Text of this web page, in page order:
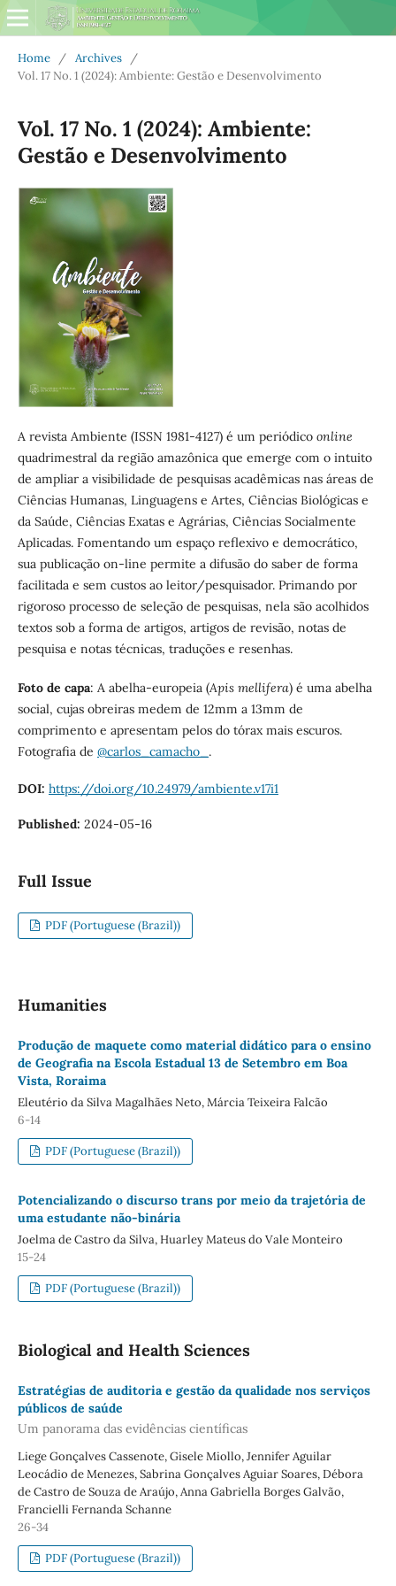
Home / Archives
/
Vol. 17 No. 1 (2024): Ambiente: Gestão e Desenvolvimento
Vol. 17 No. 1 (2024): Ambiente:
Gestão e Desenvolvimento
A revista Ambiente (ISSN 1981-4127) é um periódico online
quadrimestral da região amazônica que emerge com o intuito
de ampliar a visibilidade de pesquisas acadêmicas nas áreas de
Ciências Humanas, Linguagens e Artes, Ciências Biológicas e
da Saúde, Ciências Exatas e Agrárias, Ciências Socialmente
Aplicadas. Fomentando um espaço reflexivo e democrático,
sua publicação on-line permite a difusão do saber de forma
facilitada e sem custos ao leitor/pesquisador. Primando por
rigoroso processo de seleção de pesquisas, nela são acolhidos
textos sob a forma de artigos, artigos de revisão, notas de
pesquisa e notas técnicas, traduções e resenhas.
Foto de capa: A abelha-europeia (Apis mellifera) é uma abelha
social, cujas obreiras medem de 12mm a 13mm de
comprimento e apresentam pelos do tórax mais escuros.
Fotografia de @carlos_camacho_ .
DOI: https://doi.org/10.24979/ambiente.v17i1
Published: 2024-05-16
Full Issue
PDF (Portuguese (Brazil))
Humanities
Produção de maquete como material didático para o ensino
de Geografia na Escola Estadual 13 de Setembro em Boa
Vista, Roraima
Eleutério da Silva Magalhães Neto, Márcia Teixeira Falcão
6-14
PDF (Portuguese (Brazil))
Potencializando o discurso trans por meio da trajetória de
uma estudante não-binária
Joelma de Castro da Silva, Huarley Mateus do Vale Monteiro
15-24
PDF (Portuguese (Brazil))
Biological and Health Sciences
Estratégias de auditoria e gestão da qualidade nos serviços
públicos de saúde
Um panorama das evidências científicas
Liege Gonçalves Cassenote, Gisele Miollo, Jennifer Aguilar
Leocádio de Menezes, Sabrina Gonçalves Aguiar Soares, Débora
de Castro de Souza de Araújo, Anna Gabriella Borges Galvão,
Francielli Fernanda Schanne
26-34
PDF (Portuguese (Brazil))